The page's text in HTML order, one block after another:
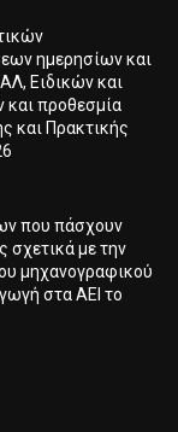
ημερησίων και
Ειδικών και
προθεσμία
και Πρακτικής
που πάσχουν
σχετικά με την
μηχανογραφικού
στα ΑΕΙ το